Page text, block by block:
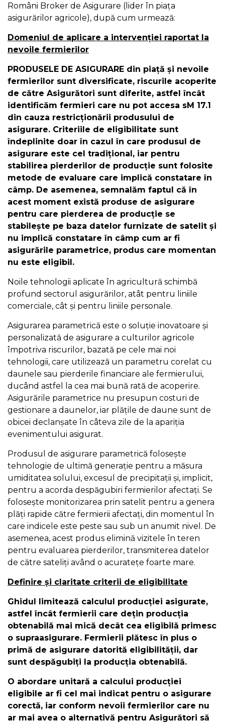
Români Broker de Asigurare (lider în piața
asigurărilor agricole), după cum urmează:
Domeniul de aplicare a intervenției raportat la
nevoile fermierilor
PRODUSELE DE ASIGURARE din piață și nevoile
fermierilor sunt diversificate, riscurile acoperite
de către Asigurători sunt diferite, astfel încât
identificăm fermieri care nu pot accesa sM 17.1
din cauza restricționării produsului de
asigurare. Criteriile de eligibilitate sunt
îndeplinite doar în cazul în care produsul de
asigurare este cel tradițional, iar pentru
stabilirea pierderilor de producție sunt folosite
metode de evaluare care implică constatare în
câmp. De asemenea, semnalăm faptul că în
acest moment există produse de asigurare
pentru care pierderea de producție se
stabilește pe baza datelor furnizate de satelit și
nu implică constatare în câmp cum ar fi
asigurările parametrice, produs care momentan
nu este eligibil.
Noile tehnologii aplicate în agricultură schimbă
profund sectorul asigurărilor, atât pentru liniile
comerciale, cât și pentru liniile personale.
Asigurarea parametrică este o soluție inovatoare și
personalizată de asigurare a culturilor agricole
împotriva riscurilor, bazată pe cele mai noi
tehnologii, care utilizează un parametru corelat cu
daunele sau pierderile financiare ale fermierului,
ducând astfel la cea mai bună rată de acoperire.
Asigurările parametrice nu presupun costuri de
gestionare a daunelor, iar plățile de daune sunt de
obicei declanșate în câteva zile de la apariția
evenimentului asigurat.
Produsul de asigurare parametrică folosește
tehnologie de ultimă generație pentru a măsura
umiditatea solului, excesul de precipitații și, implicit,
pentru a acorda despăgubiri fermierilor afectați. Se
folosește monitorizarea prin satelit pentru a genera
plăți rapide către fermierii afectați, din momentul în
care indicele este peste sau sub un anumit nivel. De
asemenea, acest produs elimină vizitele în teren
pentru evaluarea pierderilor, transmiterea datelor
de către sateliți având o acuratețe foarte mare.
Definire și claritate criterii de eligibilitate
Ghidul limitează calculul producției asigurate,
astfel încât fermierii care dețin producția
obtenabilă mai mică decât cea eligibilă primesc
o supraasigurare. Fermierii plătesc în plus o
primă de asigurare datorită eligibilității, dar
sunt despăgubiți la producția obtenabilă.
O abordare unitară a calcului producției
eligibile ar fi cel mai indicat pentru o asigurare
corectă, iar conform nevoii fermierilor care nu
ar mai avea o alternativă pentru Asigurători să